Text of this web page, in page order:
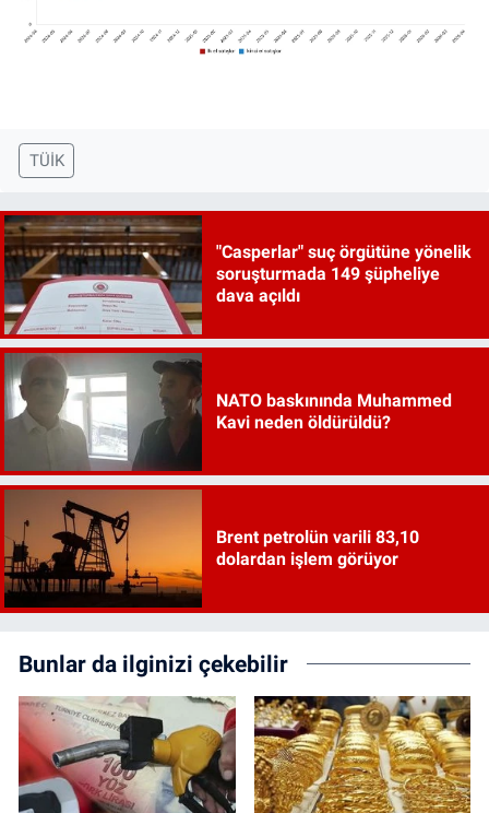
TÜİK
"Casperlar" suç örgütüne yönelik
soruşturmada 149 şüpheliye
dava açıldı
NATO baskınında Muhammed
Kavi neden öldürüldü?
Brent petrolün varili 83,10
dolardan işlem görüyor
Bunlar da ilginizi çekebilir